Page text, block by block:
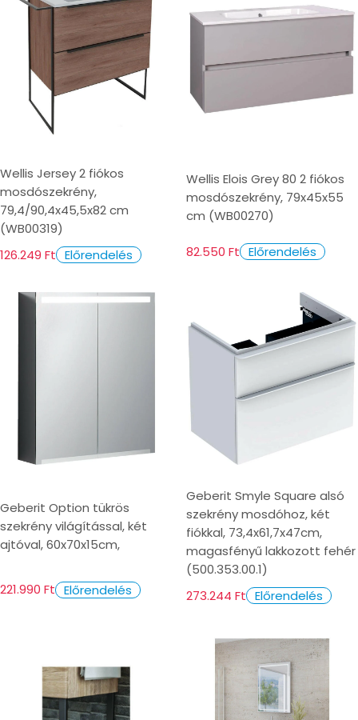
Wellis Jersey 2 fiókos
mosdószekrény,
79,4/90,4x45,5x82 cm
(WB00319)
126.249 Ft Előrendelés
Wellis Elois Grey 80 2 fiókos
mosdószekrény, 79x45x55
cm (WB00270)
82.550 Ft Előrendelés
Geberit Option tükrös
szekrény világítással, két
ajtóval, 60x70x15cm,
221.990 Ft Előrendelés
Geberit Smyle Square alsó
szekrény mosdóhoz, két
fiókkal, 73,4x61,7x47cm,
magasfényű lakkozott fehér
(500.353.00.1)
273.244 Ft Előrendelés